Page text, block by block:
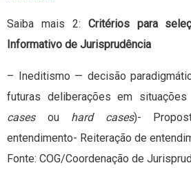
Saiba mais 2: Critérios para
Informativo de Jurisprudência
– Ineditismo — decisão
futuras deliberações em
casesou hard cases)-
entendimento- Reiteração de
Fonte: COG/Coordenação de